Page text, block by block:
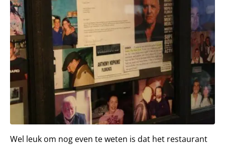
Wel leuk om nog even te weten is dat het restaurant